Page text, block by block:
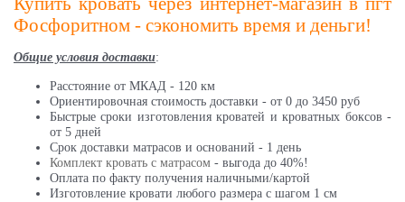
Фосфоритном - сэкономить время и деньги!
Общие условия доставки:
Расстояние от МКАД - 120 км
Ориентировочная стоимость доставки - от 0 до 3450 руб
Быстрые сроки изготовления кроватей и кроватных боксов -
от 5 дней
Срок доставки матрасов и оснований - 1 день
Комплект кровать с матрасом - выгода до 40%!
Оплата по факту получения наличными/картой
Изготовление кровати любого размера с шагом 1 см